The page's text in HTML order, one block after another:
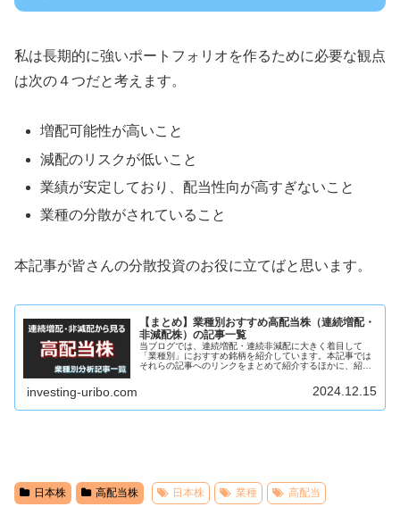
私は長期的に強いポートフォリオを作るために必要な観点
は次の４つだと考えます。
増配可能性が高いこと
減配のリスクが低いこと
業績が安定しており、配当性向が高すぎないこと
業種の分散がされていること
本記事が皆さんの分散投資のお役に立てばと思います。
【まとめ】業種別おすすめ高配当株（連続増配・
非減配株）の記事一覧
当ブログでは、連続増配・連続非減配に大きく着目して
「業種別」におすすめ銘柄を紹介しています。本記事では
それらの記事へのリンクをまとめて紹介するほかに、紹介
investing-uribo.com 2024.12.15
日本株 高配当株 日本株 業種 高配当